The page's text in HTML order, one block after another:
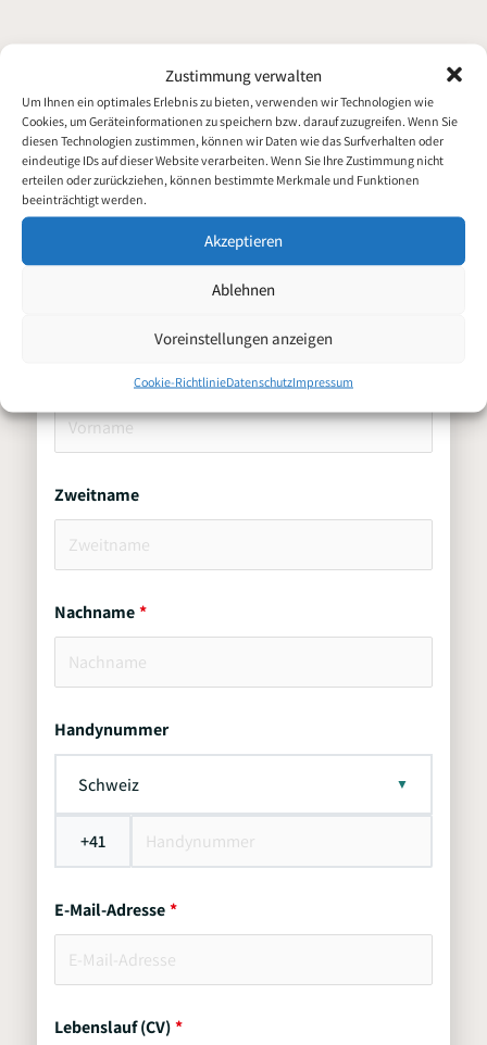
Zustimmung verwalten
Um Ihnen ein optimales Erlebnis zu bieten, verwenden wir Technologien wie
Cookies, um Geräteinformationen zu speichern bzw. darauf zuzugreifen. Wenn Sie
diesen Technologien zustimmen, können wir Daten wie das Surfverhalten oder
eindeutige IDs auf dieser Website verarbeiten. Wenn Sie Ihre Zustimmung nicht
erteilen oder zurückziehen, können bestimmte Merkmale und Funktionen
beeinträchtigt werden.
Akzeptieren
Ablehnen
Voreinstellungen anzeigen
Cookie-RichtlinieDatenschutzImpressum
Bewerbung für Elektroniker
Automatisierungstechnik
(m/w/d) deine Zukunft
beginnt hier
Persönliche Daten
Zweitname
Nachname
Handynummer
Schweiz
+41
E-Mail-Adresse
Lebenslauf (CV)